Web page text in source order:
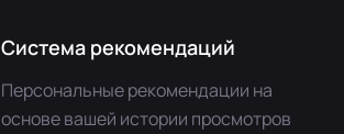
Система рекомендаций
Персональные рекомендации на
основе вашей истории просмотров